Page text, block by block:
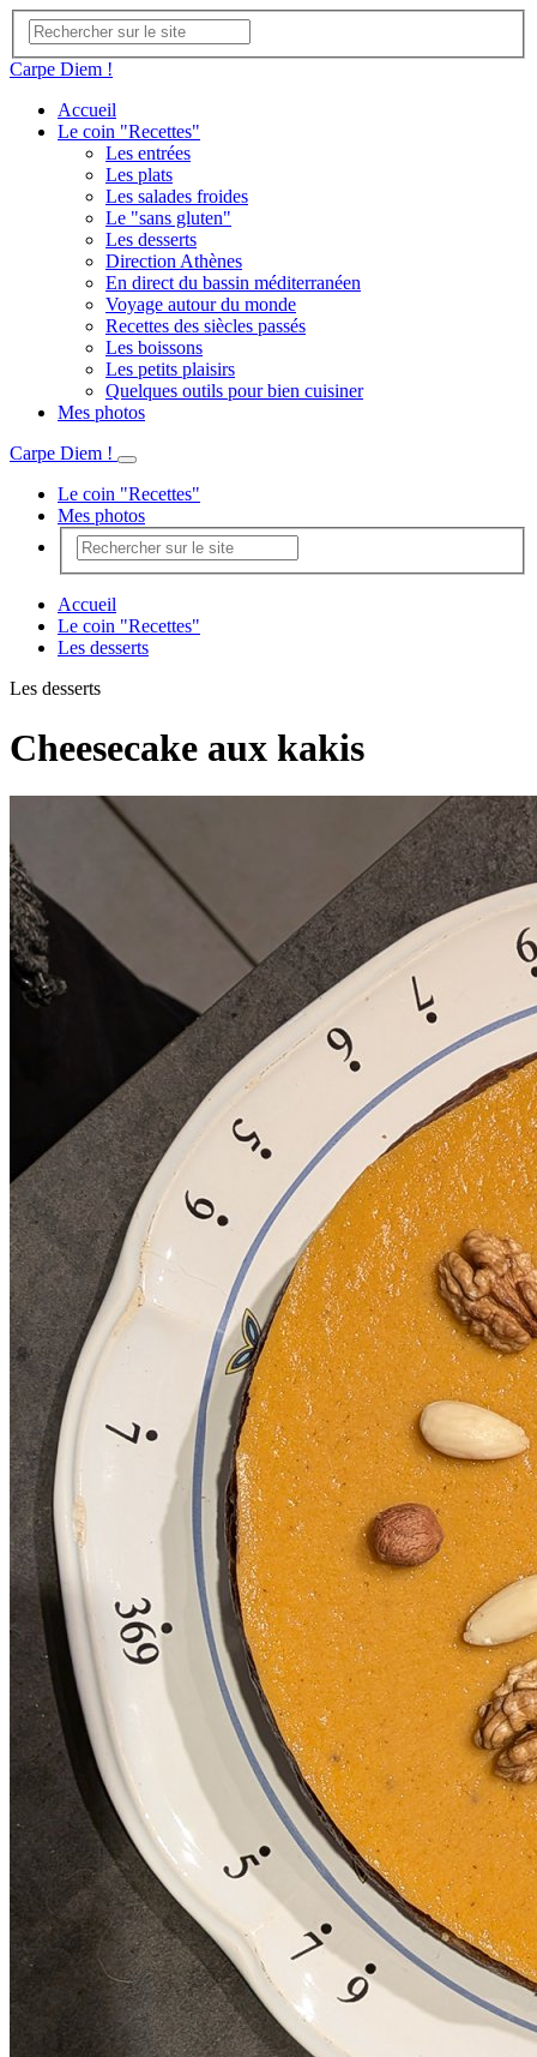
Carpe Diem !
Accueil
Le coin "Recettes"
Les entrées
Les plats
Les salades froides
Le "sans gluten"
Les desserts
Direction Athènes
En direct du bassin méditerranéen
Voyage autour du monde
Recettes des siècles passés
Les boissons
Les petits plaisirs
Quelques outils pour bien cuisiner
Mes photos
Carpe Diem !
Le coin "Recettes"
Mes photos
Accueil
Le coin "Recettes"
Les desserts
Les desserts
Cheesecake aux kakis